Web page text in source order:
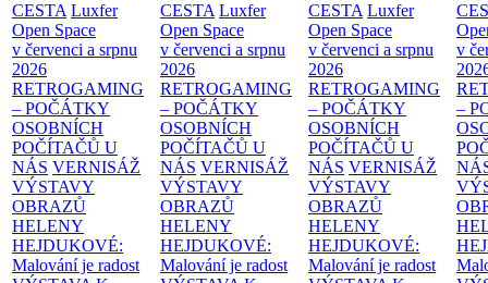
CESTA Luxfer
Open Space
v červenci a srpnu
2026
RETROGAMING
– POČÁTKY
OSOBNÍCH
POČÍTAČŮ U
NÁS VERNISÁŽ
VÝSTAVY
OBRAZŮ
HELENY
HEJDUKOVÉ:
Malování je radost
CESTA Luxfer
Open Space
v červenci a srpnu
2026
RETROGAMING
– POČÁTKY
OSOBNÍCH
POČÍTAČŮ U
NÁS VERNISÁŽ
VÝSTAVY
OBRAZŮ
HELENY
HEJDUKOVÉ:
Malování je radost
CESTA Luxfer
Open Space
v červenci a srpnu
2026
RETROGAMING
– POČÁTKY
OSOBNÍCH
POČÍTAČŮ U
NÁS VERNISÁŽ
VÝSTAVY
OBRAZŮ
HELENY
HEJDUKOVÉ:
Malování je radost
v
–